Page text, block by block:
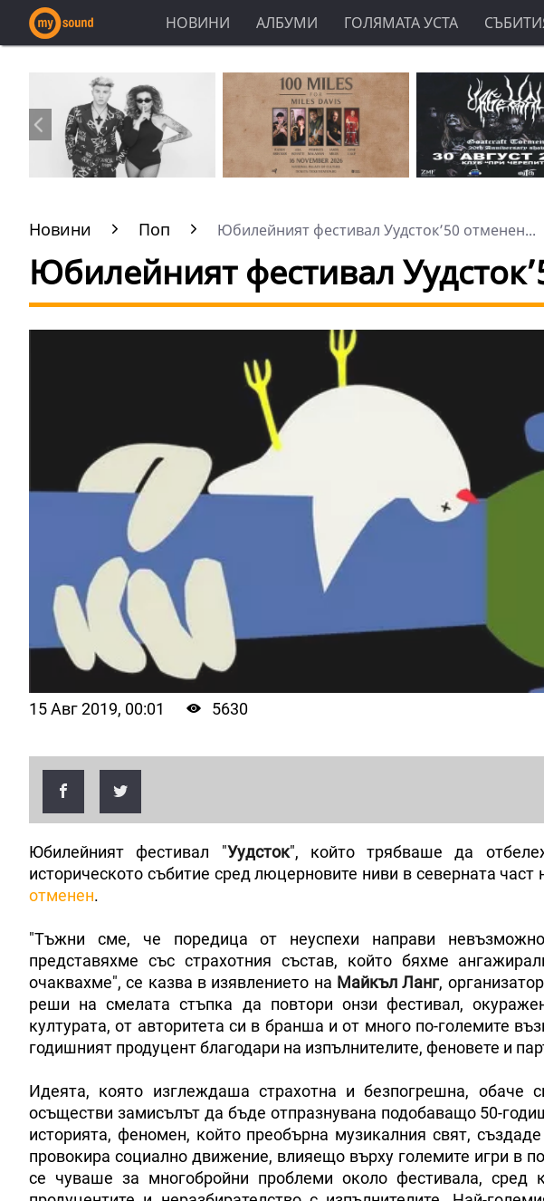
НОВИНИ АЛБУМИ ГОЛЯМАТА УСТА
Новини Поп Юбилейният фестивал Уудсток’50 отменен...
Юбилейният фестивал
15 Авг 2019, 00:01 5630
Юбилейният фестивал "Уудсток", който трябваше да
историческото събитие сред люцерновите ниви в северната част
отменен.
"Тъжни сме, че поредица от неуспехи направи
представяхме със страхотния състав, който бяхме
очаквахме", се казва в изявлението на Майкъл Ланг,
реши на смелата стъпка да повтори онзи фестивал,
културата, от авторитета си в бранша и от много по-големите
годишният продуцент благодари на изпълнителите, феновете и
Идеята, която изглеждаша страхотна и безпогрешна,
осъществи замисълът да бъде отпразнувана подобаващо 50-
историята, феномен, който преобърна музикалния свят,
провокира социално движение, влияещо върху големите игри в
се чуваше за многобройни проблеми около фестивала, сред